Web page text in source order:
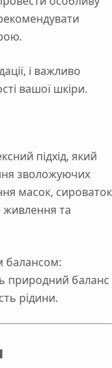
і важливо
вашої шкіри.
підхід, який
зволожуючих
масок, сироваток
живлення та
балансом:
природний баланс
рідини.